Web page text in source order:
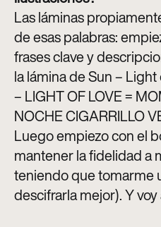
Las láminas
de esas palabras:
frases clave y
la lámina de Sun –
– LIGHT OF LOVE =
NOCHE CIGARRILLO
Luego empiezo con el
mantener la fidelidad a
teniendo que tomarme
descifrarla mejor). Y